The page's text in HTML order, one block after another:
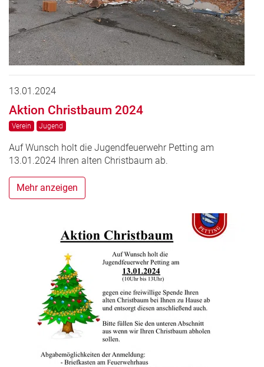
13.01.2024
Aktion Christbaum 2024
Verein Jugend
Auf Wunsch holt die Jugendfeuerwehr Petting am
13.01.2024 Ihren alten Christbaum ab.
Mehr anzeigen